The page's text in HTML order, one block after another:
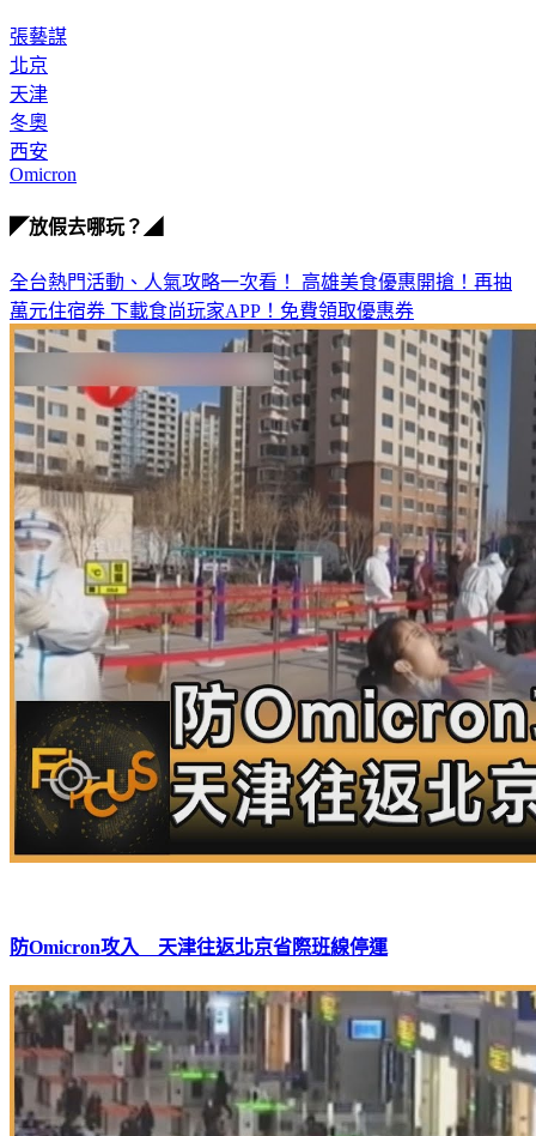
張藝謀
北京
天津
冬奧
西安
Omicron
◤放假去哪玩？◢
全台熱門活動、人氣攻略一次看！ 高雄美食優惠開搶！再抽
萬元住宿券 下載食尚玩家APP！免費領取優惠券
防Omicron攻入 天津往返北京省際班線停運